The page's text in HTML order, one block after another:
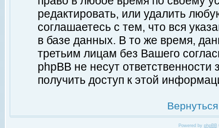
редактировать, или удалить
соглашаетесь с тем, что вся
в базе данных. В то же время,
третьим лицам без Вашего
phpBB не несут ответственности
получить доступ к этой
Powered by phpBB